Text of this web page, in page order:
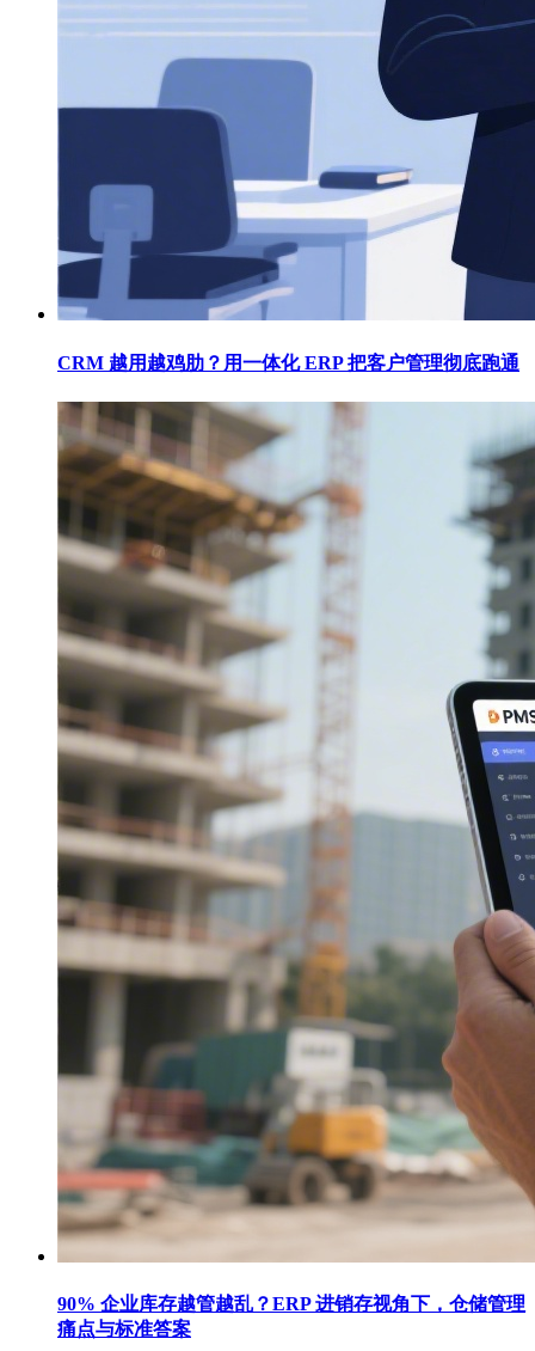
CRM 越用越鸡肋？用一体化 ERP 把客户管理彻底跑通
90% 企业库存越管越乱？ERP 进销存视角下，仓储管理
痛点与标准答案